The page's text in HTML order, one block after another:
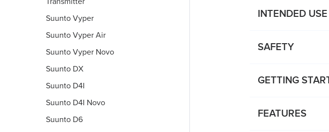
Suunto Vyper
Suunto Vyper Air
Suunto Vyper Novo
Suunto DX
Suunto D4I
Suunto D4I Novo
Suunto D6
INTENDED USE
SAFETY
GETTING
FEATURES